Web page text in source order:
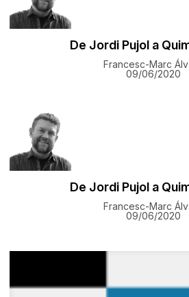
De Jordi Pujol a
Francesc-Marc
09/06/2020
De Jordi Pujol a
Francesc-Marc
09/06/2020